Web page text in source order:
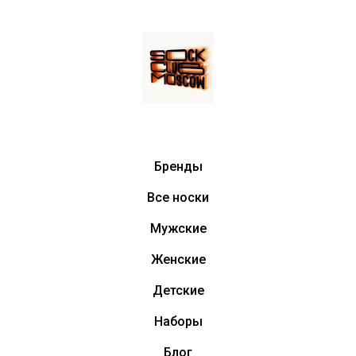
Бренды
Все носки
Мужские
Женские
Детские
Наборы
Блог